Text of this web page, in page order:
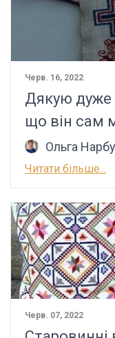
Черв. 16, 2022
Дякую дуже
що він сам
Ольга
Читати більше...
Черв. 07, 2022